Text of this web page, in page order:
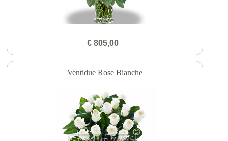
€ 805,00
Ventidue Rose Bianche